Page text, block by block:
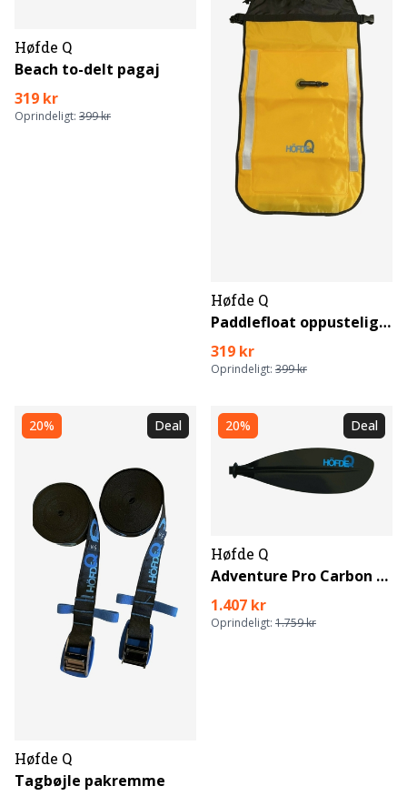
Høfde Q
Beach to-delt pagaj
319 kr
Oprindeligt: 399 kr
Høfde Q
Paddlefloat oppustelig pagajflyder
319 kr
Oprindeligt: 399 kr
20% Deal
Høfde Q
Tagbøjle pakremme
20% Deal
Høfde Q
Adventure Pro Carbon to-delt pagaj
1.407 kr
Oprindeligt: 1.759 kr